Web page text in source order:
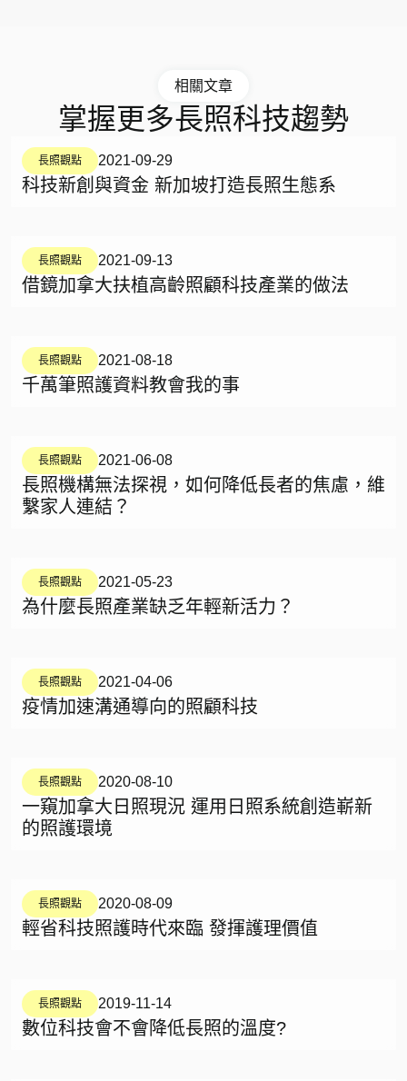
相關文章
掌握更多長照科技趨勢
長照觀點 2021-09-29
科技新創與資金 新加坡打造長照生態系
長照觀點 2021-09-13
借鏡加拿大扶植高齡照顧科技產業的做法
長照觀點 2021-08-18
千萬筆照護資料教會我的事
長照觀點 2021-06-08
長照機構無法探視，如何降低長者的焦慮，維
繫家人連結？
長照觀點 2021-05-23
為什麼長照產業缺乏年輕新活力？
長照觀點 2021-04-06
疫情加速溝通導向的照顧科技
長照觀點 2020-08-10
一窺加拿大日照現況 運用日照系統創造嶄新
的照護環境
長照觀點 2020-08-09
輕省科技照護時代來臨 發揮護理價值
長照觀點 2019-11-14
數位科技會不會降低長照的溫度?